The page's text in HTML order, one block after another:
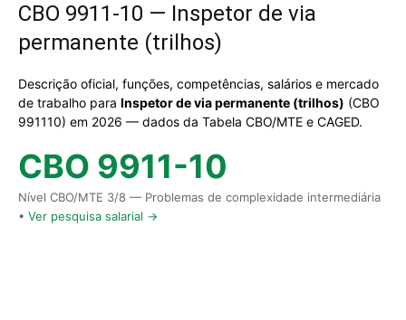
CBO 9911-10 — Inspetor de via
permanente (trilhos)
Descrição oficial, funções, competências, salários e mercado
de trabalho para Inspetor de via permanente (trilhos) (CBO
991110) em 2026 — dados da Tabela CBO/MTE e CAGED.
CBO 9911-10
Nível CBO/MTE 3/8 — Problemas de complexidade intermediária
• Ver pesquisa salarial →